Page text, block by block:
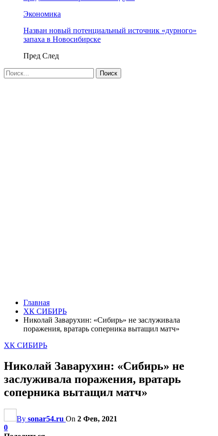
Экономика
Назван новый потенциальный источник «дурного»
запаха в Новосибирске
Пред След
Главная
ХК СИБИРЬ
Николай Заварухин: «Сибирь» не заслуживала
поражения, вратарь соперника вытащил матч»
ХК СИБИРЬ
Николай Заварухин: «Сибирь» не
заслуживала поражения, вратарь
соперника вытащил матч»
By sonar54.ru On 2 Фев, 2021
0